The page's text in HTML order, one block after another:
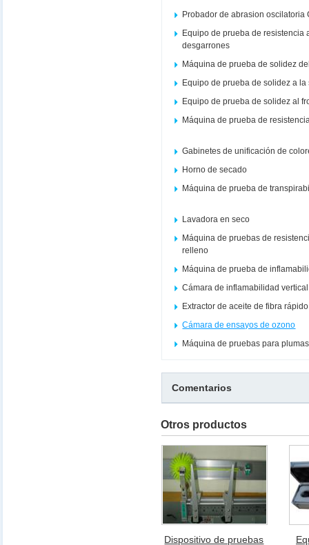
Probador de abrasion oscilatoria
Equipo de prueba de resistencia
desgarrones
Máquina de prueba de solidez
Equipo de prueba de solidez a
Equipo de prueba de solidez al
Máquina de prueba de
Gabinetes de unificación de
Horno de secado
Máquina de prueba de
Lavadora en seco
Máquina de pruebas de
relleno
Máquina de prueba de
Cámara de inflamabilidad vertical
Extractor de aceite de fibra
Cámara de ensayos de ozono
Máquina de pruebas para
Comentarios
Otros productos
Dispositivo de pruebas